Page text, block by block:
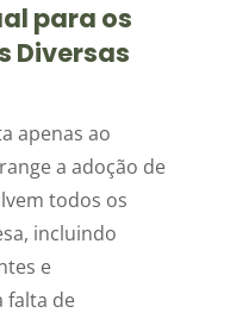
para os
Diversas
apenas ao
a adoção de
todos os
incluindo
e
falta de